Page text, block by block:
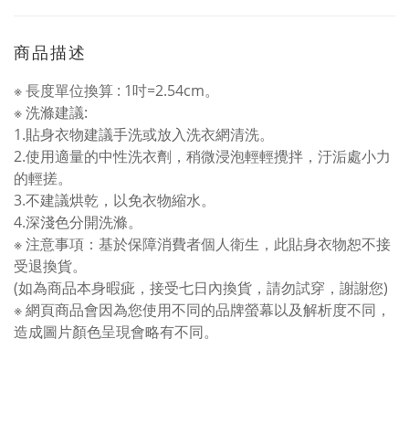
商品描述
※ 長度單位換算 : 1吋=2.54cm。
※ 洗滌建議:
1.貼身衣物建議手洗或放入洗衣網清洗。
2.使用適量的中性洗衣劑，稍微浸泡輕輕攪拌，汙洉處小力
的輕搓。
3.不建議烘乾，以免衣物縮水。
4.深淺色分開洗滌。
※ 注意事項：基於保障消費者個人衛生，此貼身衣物恕不接
受退換貨。
(如為商品本身暇疵，接受七日內換貨，請勿試穿，謝謝您)
※ 網頁商品會因為您使用不同的品牌螢幕以及解析度不同，
造成圖片顏色呈現會略有不同。